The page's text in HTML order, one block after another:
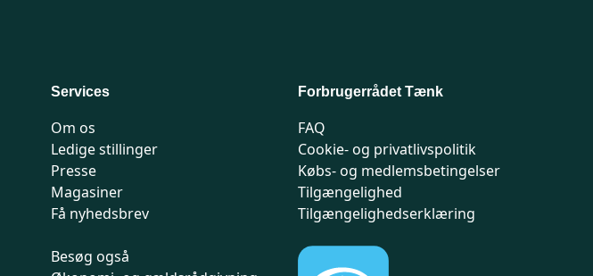
Services
Om os
Ledige stillinger
Presse
Magasiner
Få nyhedsbrev
Besøg også
Forbrugerrådet Tænk
FAQ
Cookie- og privatlivspolitik
Købs- og medlemsbetingelser
Tilgængelighed
Tilgængelighedserklæring